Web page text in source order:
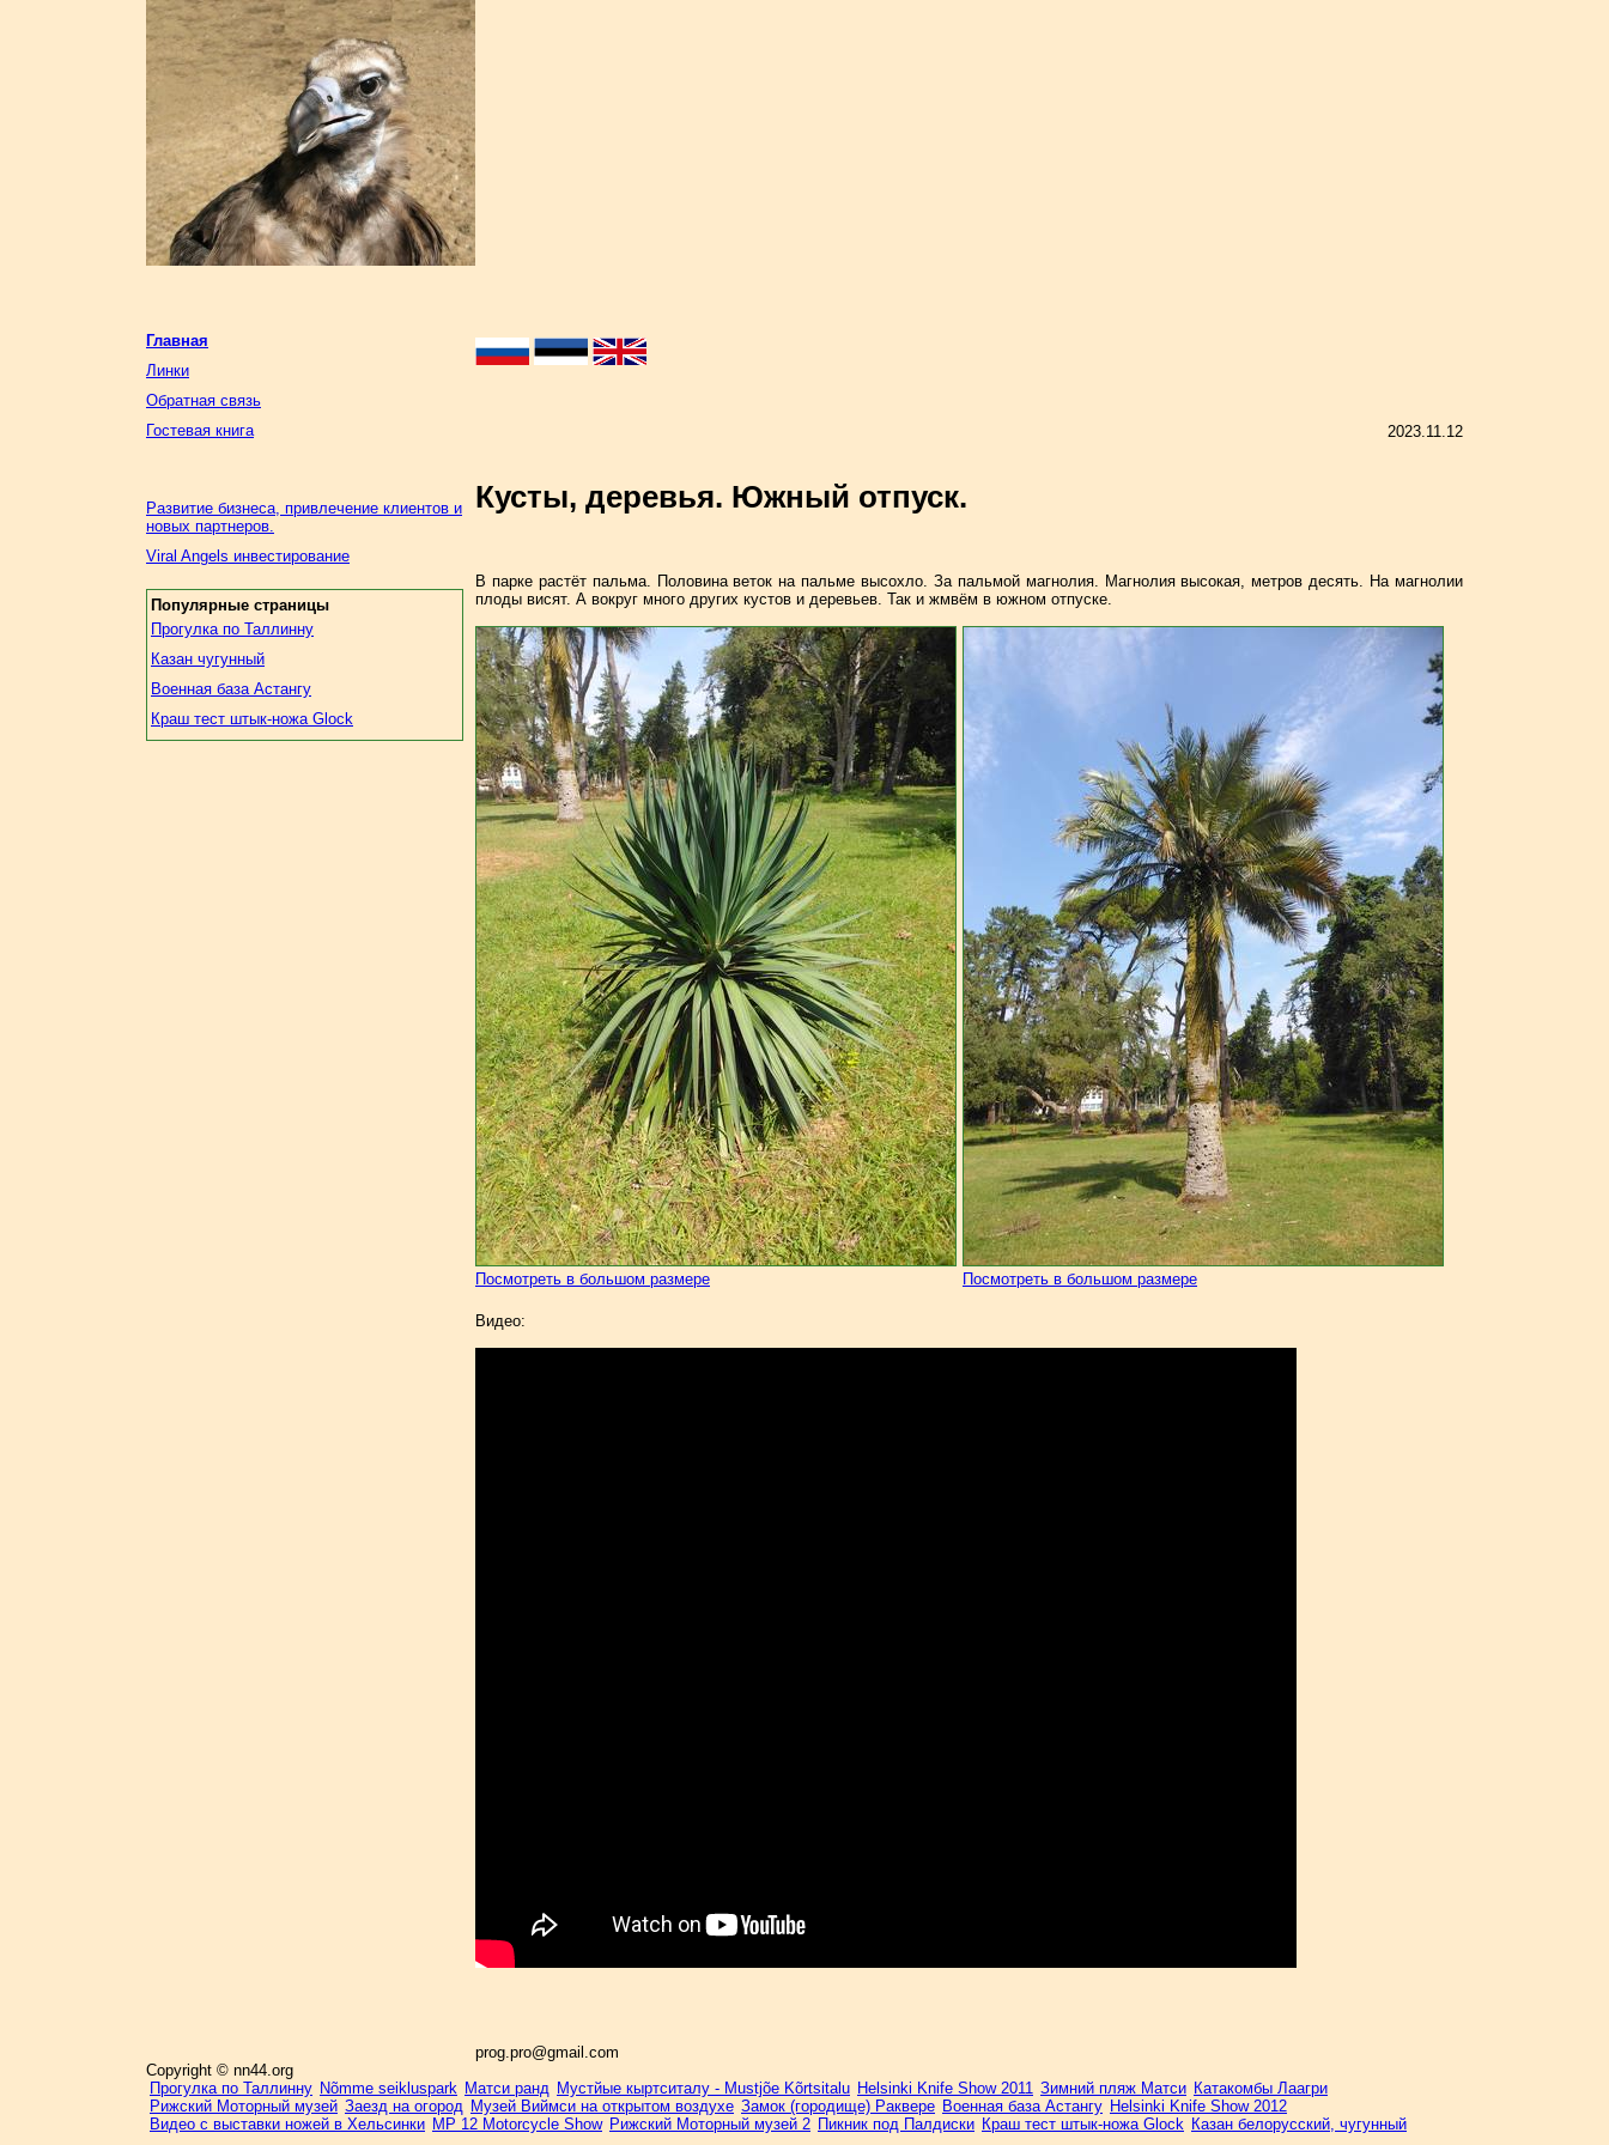
Главная
Линки
Обратная связь
Гостевая книга
Развитие бизнеса, привлечение клиентов и
новых партнеров.
Viral Angels инвестирование
Популярные страницы
Прогулка по Таллинну
Казан чугунный
Военная база Астангу
Краш тест штык-ножа Glock
2023.11.12
Кусты, деревья. Южный отпуск.
В парке растёт пальма. Половина веток на пальме высохло. За пальмой магнолия. Магнолия высокая, метров десять. На магнолии
плоды висят. А вокруг много других кустов и деревьев. Так и жмвём в южном отпуске.
Посмотреть в большом размере Посмотреть в большом размере
Видео:
prog.pro@gmail.com
Copyright © nn44.org
Прогулка по Таллинну Nõmme seikluspark Матси ранд Мустйые кыртситалу - Mustjõe Kõrtsitalu Helsinki Knife Show 2011 Зимний пляж Матси Катакомбы Лаагри
Рижский Моторный музей Заезд на огород Музей Виймси на открытом воздухе Замок (городище) Раквере Военная база Астангу Helsinki Knife Show 2012
Видео с выставки ножей в Хельсинки MP 12 Motorcycle Show Рижский Моторный музей 2 Пикник под Палдиски Краш тест штык-ножа Glock Казан белорусский, чугунный